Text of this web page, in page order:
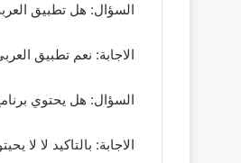
السؤال: هل تطبيق
الاجابة: نعم تطبيق
السؤال: هل يحتوي
الاجابة: بالتاكيد لا لا